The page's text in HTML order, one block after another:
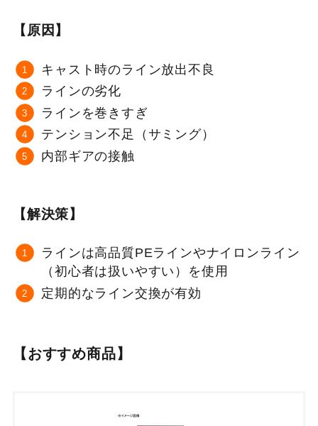
【原因】
キャスト時のライン放出不良
ラインの劣化
ラインを巻きすぎ
テンション不足（サミング）
内部ギアの接触
【解決策】
ラインは高品質PEラインやナイロンライン
（初心者は扱いやすい）を使用
定期的なライン交換が有効
【おすすめ商品】